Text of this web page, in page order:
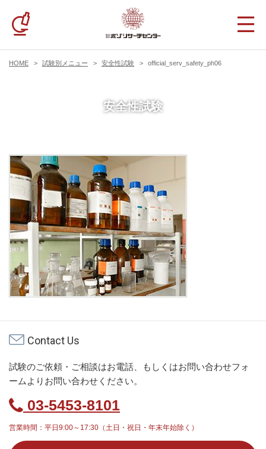
HOME 試験別メニュー 安全性試験 official_serv_safety_ph06
安全性試験
Contact Us
試験のご依頼・ご相談はお電話、もしくはお問い合わせフォ
ームよりお問い合わせください。
03-5453-8101
営業時間：平日9:00～17:30（土日・祝日・年末年始除く）